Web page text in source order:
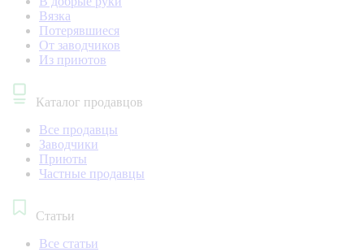
Вязка
Потерявшиеся
От заводчиков
Из приютов
Каталог продавцов
Все продавцы
Заводчики
Приюты
Частные продавцы
Статьи
Все статьи